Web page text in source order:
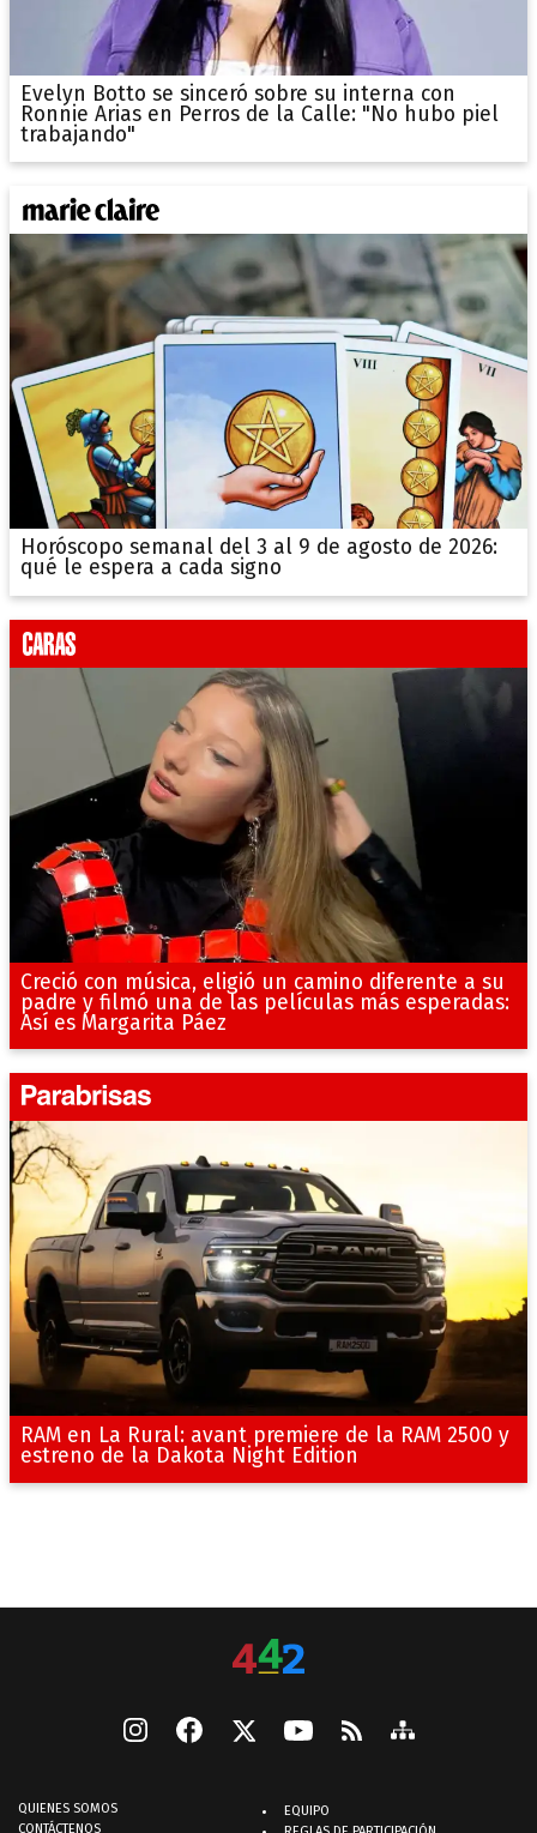
Evelyn Botto se sinceró sobre su interna con
Ronnie Arias en Perros de la Calle: "No hubo piel
trabajando"
Horóscopo semanal del 3 al 9 de agosto de 2026:
qué le espera a cada signo
Creció con música, eligió un camino diferente a su
padre y filmó una de las películas más esperadas:
Así es Margarita Páez
RAM en La Rural: avant premiere de la RAM 2500 y
estreno de la Dakota Night Edition
QUIENES SOMOS
CONTÁCTENOS
EQUIPO